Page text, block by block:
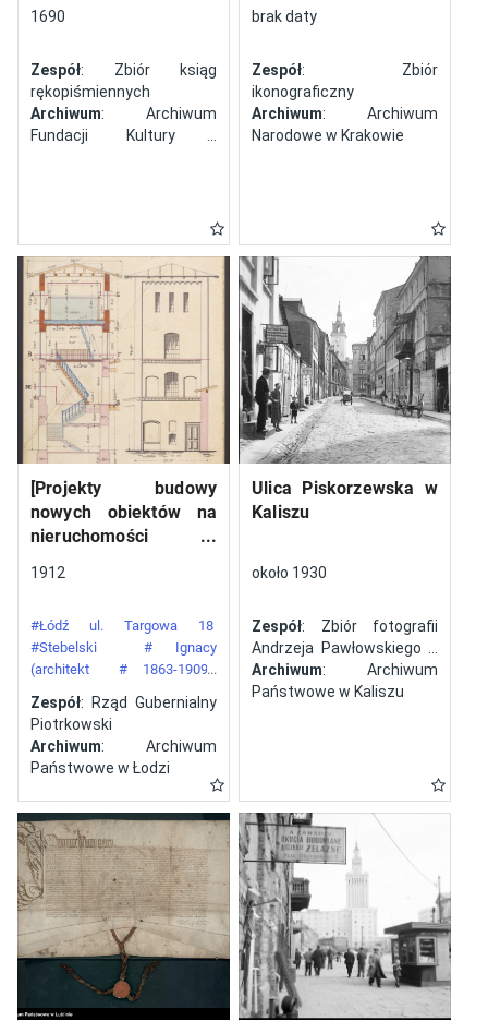
1690
Zespół: Zbiór ksiąg
rękopiśmiennych
Archiwum: Archiwum
Fundacji Kultury i
brak daty
Zespół: Zbiór
ikonograficzny
Archiwum: Archiwum
Narodowe w Krakowie
[Projekty budowy
nowych obiektów na
nieruchomości
numerem 34 przy ulicy
Łodzi]
1912
#Łódź ul. Targowa 18
#Stebelski
# Ignacy
(architekt
# 1863-1909)
Zespół: Rząd Gubernialny
Piotrkowski
Archiwum: Archiwum
Państwowe w Łodzi
Ulica Piskorzewska w
Kaliszu
około 1930
Zespół: Zbiór fotografii
Andrzeja Pawłowskiego z
Kalisza
Archiwum: Archiwum
Państwowe w Kaliszu